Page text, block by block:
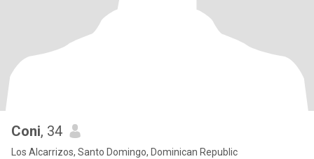
Coni, 34
Los Alcarrizos, Santo Domingo, Dominican Republic